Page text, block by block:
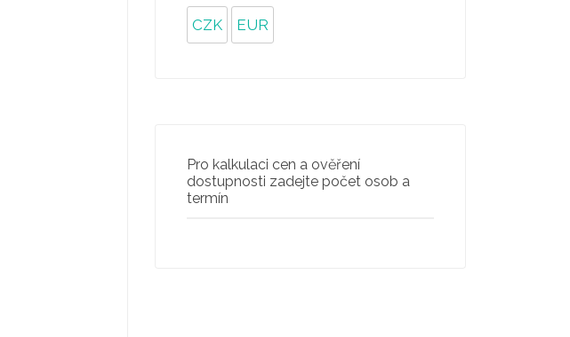
CZK EUR
Pro kalkulaci cen a ověření
dostupnosti zadejte počet osob a
termín